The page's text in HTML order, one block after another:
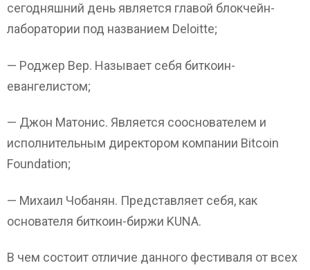
сегодняшний день является главой блокчейн-
лаборатории под названием Deloitte;
— Роджер Вер. Называет себя биткоин-
евангелистом;
— Джон Матонис. Является сооснователем и
исполнительным директором компании Bitcoin
Foundation;
— Михаил Чобанян. Представляет себя, как
основателя биткоин-биржи KUNA.
В чем состоит отличие данного фестиваля от всех